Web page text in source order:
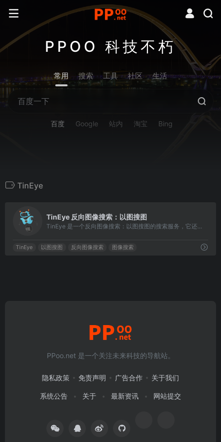
PPOO 科技不朽
常用 搜索 工具 社区 生活
百度 Google 站内 淘宝 Bing
TinEye
TinEye 反向图像搜索：以图搜图
TinEye 是一个反向图像搜索：以图搜图的搜索服务，它还提供了不同的浏览器插件，让你可以在浏览网页时以最快速度搜索类似的图片。
TinEye 以图搜图 反向图像搜索 图像搜索
PPoo.net 是一个关注未来科技的导航站。
隐私政策 免责声明 广告合作 关于我们
系统公告 关于 最新资讯 网站提交